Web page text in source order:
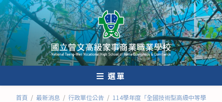
跳
轉
至
主
要
內
選單
首頁 / 最新消息 / 行政單位公告 / 114學年度「全國技術型高級中等學校學